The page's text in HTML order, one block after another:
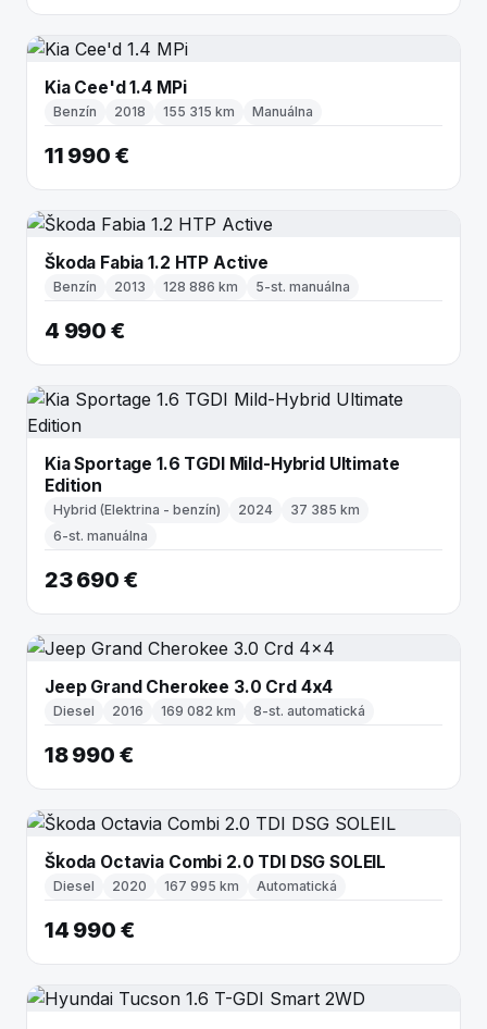
Kia Cee'd 1.4 MPi
Benzín 2018 155 315 km Manuálna
11 990 €
Škoda Fabia 1.2 HTP Active
Benzín 2013 128 886 km 5-st. manuálna
4 990 €
Kia Sportage 1.6 TGDI Mild-Hybrid Ultimate
Edition
Hybrid (Elektrina - benzín) 2024
37 385 km
6-st. manuálna
23 690 €
Jeep Grand Cherokee 3.0 Crd 4x4
Diesel 2016 169 082 km 8-st. automatická
18 990 €
Škoda Octavia Combi 2.0 TDI DSG SOLEIL
Diesel 2020 167 995 km Automatická
14 990 €